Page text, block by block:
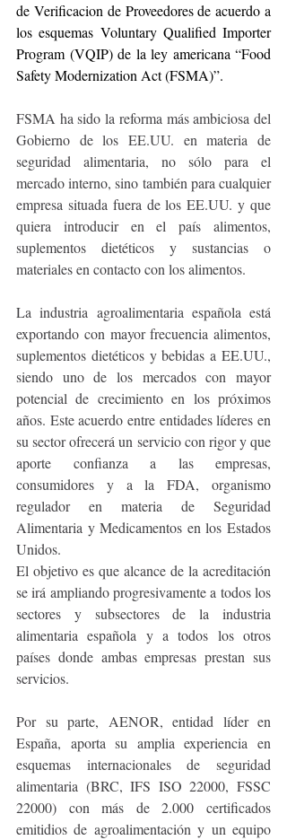
de Verificacion de Proveedores de acuerdo a
los esquemas Voluntary Qualified Importer
Program (VQIP) de la ley americana “Food
Safety Modernization Act (FSMA)”.
FSMA ha sido la reforma más ambiciosa del
Gobierno de los EE.UU. en materia de
seguridad alimentaria, no sólo para el
mercado interno, sino también para cualquier
empresa situada fuera de los EE.UU. y que
quiera introducir en el país alimentos,
suplementos dietéticos y sustancias o
materiales en contacto con los alimentos.
La industria agroalimentaria española está
exportando con mayor frecuencia alimentos,
suplementos dietéticos y bebidas a EE.UU.,
siendo uno de los mercados con mayor
potencial de crecimiento en los próximos
años. Este acuerdo entre entidades líderes en
su sector ofrecerá un servicio con rigor y que
aporte confianza a las empresas,
consumidores y a la FDA, organismo
regulador en materia de Seguridad
Alimentaria y Medicamentos en los Estados
Unidos.
El objetivo es que alcance de la acreditación
se irá ampliando progresivamente a todos los
sectores y subsectores de la industria
alimentaria española y a todos los otros
países donde ambas empresas prestan sus
servicios.
Por su parte, AENOR, entidad líder en
España, aporta su amplia experiencia en
esquemas internacionales de seguridad
alimentaria (BRC, IFS ISO 22000, FSSC
22000) con más de 2.000 certificados
emitidios de agroalimentación y un equipo